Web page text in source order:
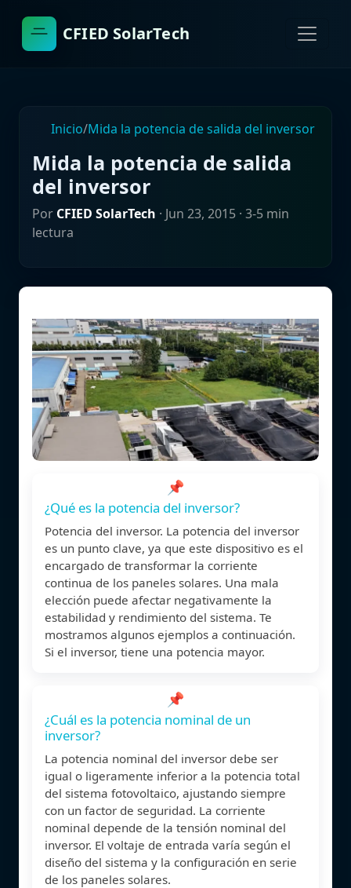
CFIED SolarTech
Inicio/Mida la potencia de salida del inversor
Mida la potencia de salida
del inversor
Por CFIED SolarTech · Jun 23, 2015 · 3-5 min
lectura
📌
¿Qué es la potencia del inversor?
Potencia del inversor. La potencia del inversor
es un punto clave, ya que este dispositivo es el
encargado de transformar la corriente
continua de los paneles solares. Una mala
elección puede afectar negativamente la
estabilidad y rendimiento del sistema. Te
mostramos algunos ejemplos a continuación.
Si el inversor, tiene una potencia mayor.
📌
¿Cuál es la potencia nominal de un
inversor?
La potencia nominal del inversor debe ser
igual o ligeramente inferior a la potencia total
del sistema fotovoltaico, ajustando siempre
con un factor de seguridad. La corriente
nominal depende de la tensión nominal del
inversor. El voltaje de entrada varía según el
diseño del sistema y la configuración en serie
de los paneles solares.